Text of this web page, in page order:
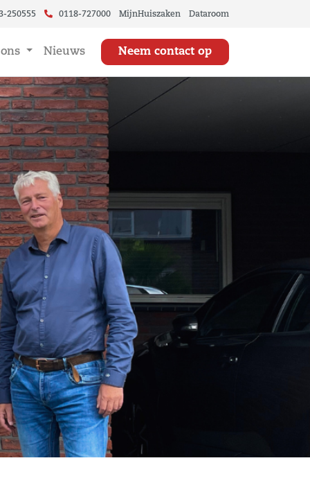
250555 0118-727000 MijnHuiszaken Dataroom
Nieuws Neem contact op